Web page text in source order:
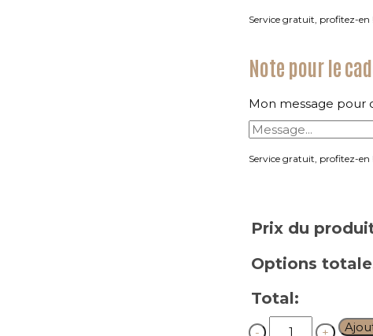
Service gratuit, profitez-en !
Note pour le
Mon message pour
Service gratuit, profitez-en !
Prix du
Options
Total:
Quantity